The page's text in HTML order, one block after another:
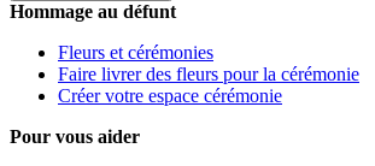
Hommage au défunt
Fleurs et cérémonies
Faire livrer des fleurs pour la cérémonie
Créer votre espace cérémonie
Pour vous aider